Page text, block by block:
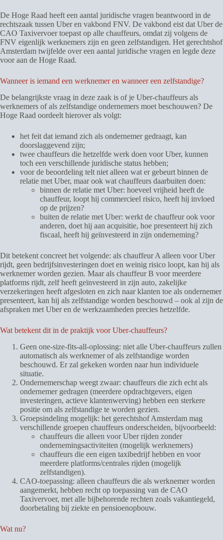
De Hoge Raad heeft een aantal juridische vragen beantwoord in de
rechtszaak tussen Uber en vakbond FNV. De vakbond eist dat Uber de
CAO Taxivervoer toepast op alle chauffeurs, omdat zij volgens de
FNV eigenlijk werknemers zijn en geen zelfstandigen. Het gerechtshof
Amsterdam twijfelde over een aantal juridische vragen en legde deze
voor aan de Hoge Raad.
Wanneer is iemand een werknemer en wanneer een zelfstandige?
De belangrijkste vraag in deze zaak is of je Uber-chauffeurs als
werknemers of als zelfstandige ondernemers moet beschouwen? De
Hoge Raad oordeelt hierover als volgt:
het feit dat iemand zich als ondernemer gedraagt, kan
doorslaggevend zijn;
twee chauffeurs die hetzelfde werk doen voor Uber, kunnen
toch een verschillende juridische status hebben;
voor de beoordeling telt niet alleen wat er gebeurt binnen de
relatie met Uber, maar ook wat chauffeurs daarbuiten doen:
binnen de relatie met Uber: hoeveel vrijheid heeft de
chauffeur, loopt hij commercieel risico, heeft hij invloed
op de prijzen?
buiten de relatie met Uber: werkt de chauffeur ook voor
anderen, doet hij aan acquisitie, hoe presenteert hij zich
fiscaal, heeft hij geïnvesteerd in zijn onderneming?
Dit betekent concreet het volgende: als chauffeur A alleen voor Uber
rijdt, geen bedrijfsinvesteringen doet en weinig risico loopt, kan hij als
werknemer worden gezien. Maar als chauffeur B voor meerdere
platforms rijdt, zelf heeft geïnvesteerd in zijn auto, zakelijke
verzekeringen heeft afgesloten en zich naar klanten toe als ondernemer
presenteert, kan hij als zelfstandige worden beschouwd – ook al zijn de
afspraken met Uber en de werkzaamheden precies hetzelfde.
Wat betekent dit in de praktijk voor Uber-chauffeurs?
Geen one-size-fits-all-oplossing: niet alle Uber-chauffeurs zullen
automatisch als werknemer of als zelfstandige worden
beschouwd. Er zal gekeken worden naar hun individuele
situatie.
Ondernemerschap weegt zwaar: chauffeurs die zich echt als
ondernemer gedragen (meerdere opdrachtgevers, eigen
investeringen, actieve klantenwerving) hebben een sterkere
positie om als zelfstandige te worden gezien.
Groepsindeling mogelijk: het gerechtshof Amsterdam mag
verschillende groepen chauffeurs onderscheiden, bijvoorbeeld:
chauffeurs die alleen voor Uber rijden zonder
ondernemingsactiviteiten (mogelijk werknemers)
chauffeurs die een eigen taxibedrijf hebben en voor
meerdere platforms/centrales rijden (mogelijk
zelfstandigen).
CAO-toepassing: alleen chauffeurs die als werknemer worden
aangemerkt, hebben recht op toepassing van de CAO
Taxivervoer, met alle bijbehorende rechten zoals vakantiegeld,
doorbetaling bij ziekte en pensioenopbouw.
Wat nu?